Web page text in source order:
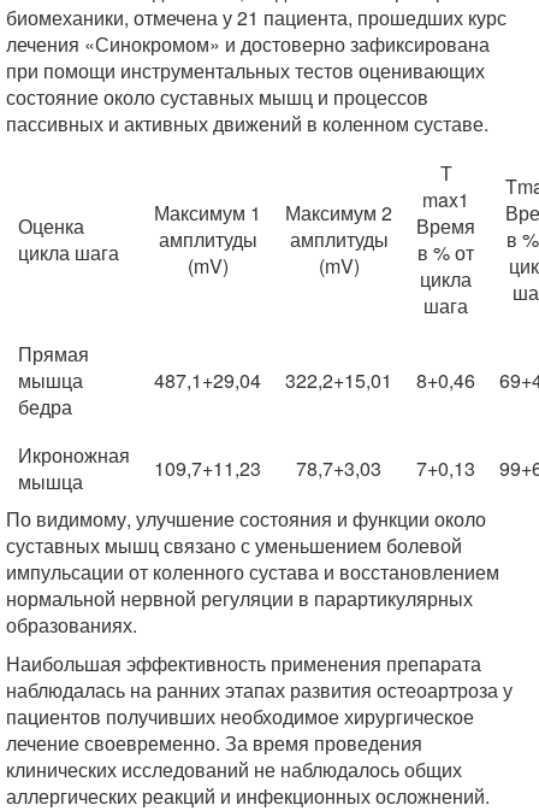
биомеханики, отмечена у 21 пациента, прошедших курс
лечения «Синокромом» и достоверно зафиксирована
при помощи инструментальных тестов оценивающих
состояние около суставных мышц и процессов
пассивных и активных движений в коленном суставе.
Оценка
цикла шага
Максимум 1
амплитуды
(mV)
Максимум 2
амплитуды
(mV)
Т
max1
Время
в % от
цикла
шага
в
Прямая
мышца
бедра
487,1+29,04 322,2+15,01 8+0,46
Икроножная
мышца
109,7+11,23 78,7+3,03 7+0,13
По видимому, улучшение состояния и функции около
суставных мышц связано с уменьшением болевой
импульсации от коленного сустава и восстановлением
нормальной нервной регуляции в парартикулярных
образованиях.
Наибольшая эффективность применения препарата
наблюдалась на ранних этапах развития остеоартроза у
пациентов получивших необходимое хирургическое
лечение своевременно. За время проведения
клинических исследований не наблюдалось общих
аллергических реакций и инфекционных осложнений.